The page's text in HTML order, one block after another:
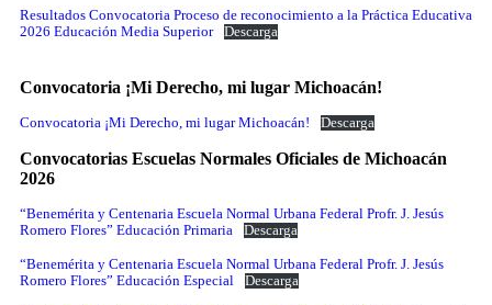
Resultados Convocatoria Proceso de reconocimiento a la Práctica Educativa
2026 Educación Media Superior
Descarga
Convocatoria ¡Mi Derecho, mi lugar Michoacán!
Convocatoria ¡Mi Derecho, mi lugar Michoacán! Descarga
Convocatorias Escuelas Normales Oficiales de Michoacán
2026
“Benemérita y Centenaria Escuela Normal Urbana Federal Profr. J. Jesús
Romero Flores” Educación Primaria
Descarga
“Benemérita y Centenaria Escuela Normal Urbana Federal Profr. J. Jesús
Romero Flores” Educación Especial
Descarga